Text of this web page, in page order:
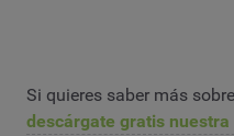
Si quieres saber más
descárgate gratis nuestra